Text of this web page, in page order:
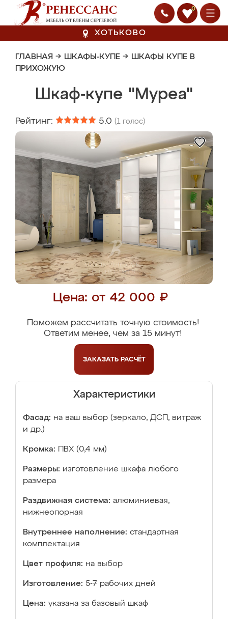
0
ХОТЬКОВО
ГЛАВНАЯ → ШКАФЫ-КУПЕ → ШКАФЫ КУПЕ В
ПРИХОЖУЮ
Шкаф-купе "Муреа"
Рейтинг: 5.0 (1 голос)
Цена: от 42 000 ₽
Поможем рассчитать точную стоимость!
Ответим менее, чем за 15 минут!
ЗАКАЗАТЬ РАСЧЁТ
Характеристики
Фасад: на ваш выбор (зеркало, ДСП, витраж
и др.)
Кромка: ПВХ (0,4 мм)
Размеры: изготовление шкафа любого
размера
Раздвижная система: алюминиевая,
нижнеопорная
Внутреннее наполнение: стандартная
комплектация
Цвет профиля: на выбор
Изготовление: 5-7 рабочих дней
Цена: указана за базовый шкаф